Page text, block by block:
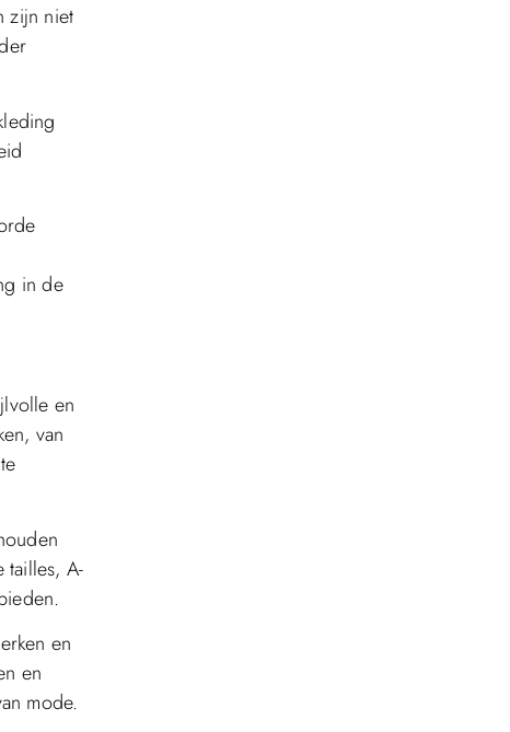
zijn niet
in de
en
van
tailles, A-
en
en
mode.